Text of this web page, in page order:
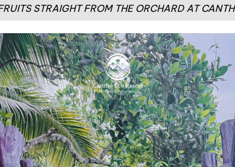
STRAIGHT FROM THE ORCHARD AT